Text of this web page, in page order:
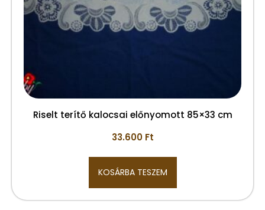
Riselt terítő kalocsai előnyomott 85×33 cm
33.600 Ft
KOSÁRBA TESZEM